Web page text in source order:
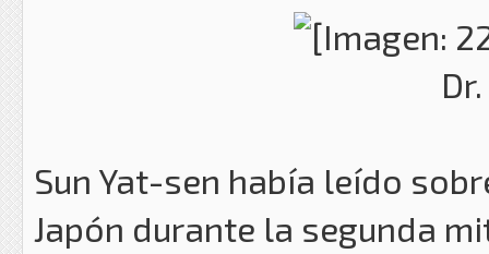
Sun Yat-sen había leído
Japón durante la segunda